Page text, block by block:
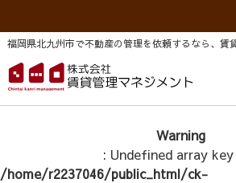
福岡県北九州市で不動産の管理を依頼するなら、賃
Warning
: Undefined array
/home/r2237046/public_html/ck-